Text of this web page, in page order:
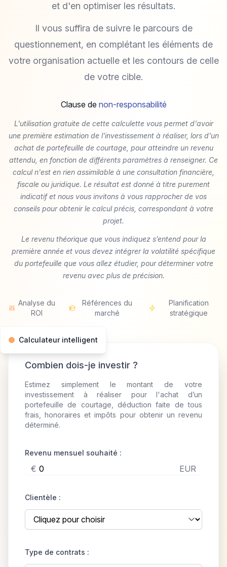
et d'en optimiser les résultats.
Il vous suffira de suivre le parcours de
questionnement, en complétant les éléments de
votre organisation actuelle et les contours de celle
de votre cible.
Clause de non-responsabilité
L'utilisation gratuite de cette calculette vous permet d'avoir
une première estimation de l'investissement à réaliser, lors d'un
achat de portefeuille de courtage, pour atteindre un revenu
attendu, en fonction de différents paramètres à renseigner. Ce
calcul n'est en rien assimilable à une consultation financière,
fiscale ou juridique. Le résultat est donné à titre purement
indicatif et nous vous invitons à vous rapprocher de vos
conseils pour obtenir le calcul précis, correspondant à votre
projet.
Le revenu théorique que vous indiquez s’entend pour la
première année et vous devez intégrer la volatilité spécifique
du portefeuille que vous allez étudier, pour déterminer votre
revenu avec plus de précision.
Analyse du
ROI
Références du
marché
Planification
stratégique
Combien dois-je investir ?
Estimez simplement le montant de votre
investissement à réaliser pour l'achat d’un
portefeuille de courtage, déduction faite de tous
frais, honoraires et impôts pour obtenir un revenu
déterminé.
Revenu mensuel souhaité :
€ EUR
Clientèle :
Type de contrats :
Calculateur intelligent